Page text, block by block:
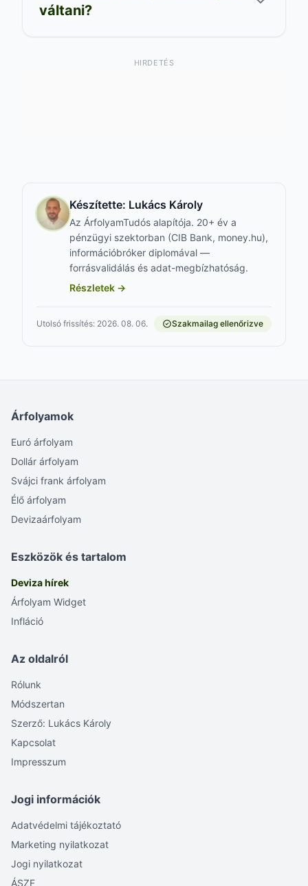
váltani?
HIRDETÉS
Készítette: Lukács Károly
Az ÁrfolyamTudós alapítója. 20+ év a
pénzügyi szektorban (CIB Bank, money.hu),
információbróker diplomával —
forrásvalidálás és adat-megbízhatóság.
Részletek →
Utolsó frissítés: 2026. 08. 06. Szakmailag ellenőrizve
Árfolyamok
Euró árfolyam
Dollár árfolyam
Svájci frank árfolyam
Élő árfolyam
Devizaárfolyam
Eszközök és tartalom
Deviza hírek
Árfolyam Widget
Infláció
Az oldalról
Rólunk
Módszertan
Szerző: Lukács Károly
Kapcsolat
Impresszum
Jogi információk
Adatvédelmi tájékoztató
Marketing nyilatkozat
Jogi nyilatkozat
ÁSZF